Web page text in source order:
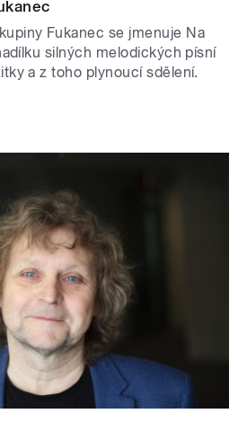
Fukanec se jmenuje Na
silných melodických písní
a z toho plynoucí sdělení.